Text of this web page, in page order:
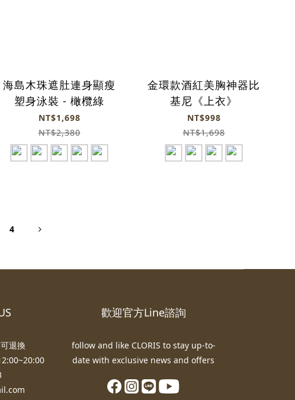
海島木珠遮肚連身顯瘦
塑身泳裝 - 橄欖綠
NT$1,698
NT$2,380
金環款酒紅美胸神器比
基尼《上衣》
NT$998
NT$1,698
4
退換
歡迎官方Line諮詢
follow and like CLORIS to stay up-to-
date with exclusive news and offers